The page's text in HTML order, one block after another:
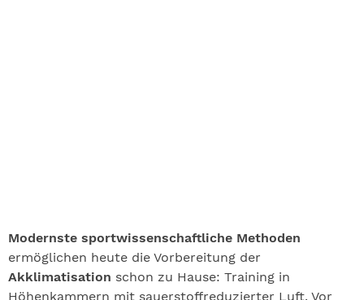
Modernste sportwissenschaft­liche Methoden
ermöglichen heute die Vorbereitung der
Akklimatisation schon zu Hause: Training in
Höhenkammern mit sauerstoffreduzierter Luft. Vor